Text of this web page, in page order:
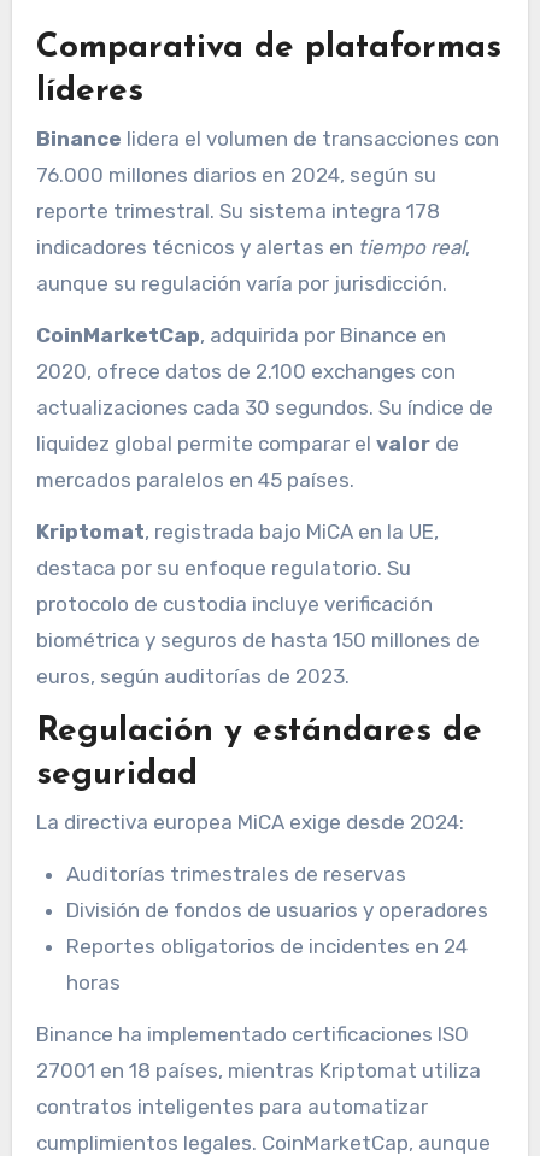
Comparativa de plataformas
líderes
Binance lidera el volumen de transacciones con
76.000 millones diarios en 2024, según su
reporte trimestral. Su sistema integra 178
indicadores técnicos y alertas en tiempo real,
aunque su regulación varía por jurisdicción.
CoinMarketCap, adquirida por Binance en
2020, ofrece datos de 2.100 exchanges con
actualizaciones cada 30 segundos. Su índice de
liquidez global permite comparar el valorde
mercados paralelos en 45 países.
Kriptomat, registrada bajo MiCA en la UE,
destaca por su enfoque regulatorio. Su
protocolo de custodia incluye verificación
biométrica y seguros de hasta 150 millones de
euros, según auditorías de 2023.
Regulación y estándares de
seguridad
La directiva europea MiCA exige desde 2024:
Auditorías trimestrales de reservas
División de fondos de usuarios y operadores
Reportes obligatorios de incidentes en 24
horas
Binance ha implementado certificaciones ISO
27001 en 18 países, mientras Kriptomat utiliza
contratos inteligentes para automatizar
cumplimientos legales. CoinMarketCap, aunque